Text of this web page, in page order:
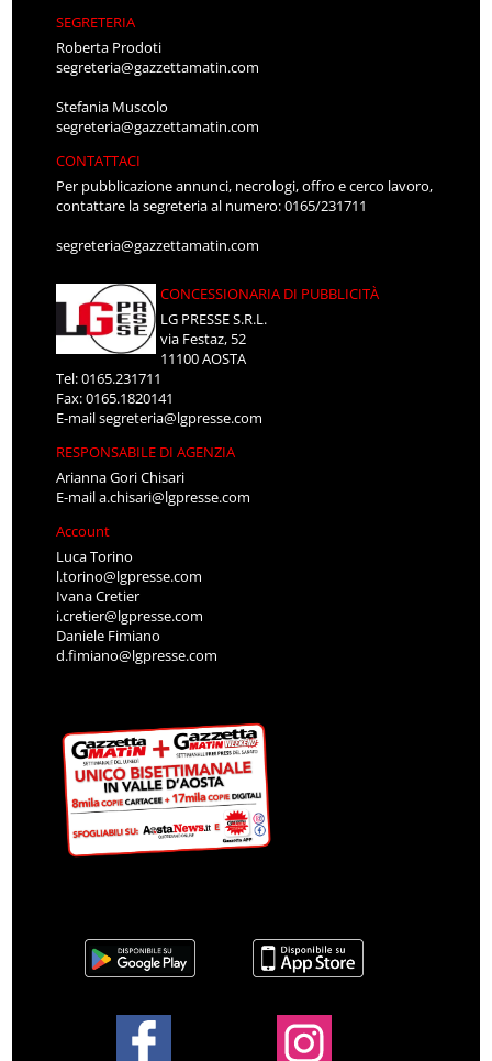
SEGRETERIA
Roberta Prodoti
segreteria@gazzettamatin.com
Stefania Muscolo
segreteria@gazzettamatin.com
CONTATTACI
Per pubblicazione annunci, necrologi, offro e cerco lavoro,
contattare la segreteria al numero: 0165/231711
segreteria@gazzettamatin.com
CONCESSIONARIA DI PUBBLICITÀ
LG PRESSE S.R.L.
via Festaz, 52
11100 AOSTA
Tel: 0165.231711
Fax: 0165.1820141
E-mailsegreteria@lgpresse.com
RESPONSABILE DI AGENZIA
Arianna Gori Chisari
E-maila.chisari@lgpresse.com
Account
Luca Torino
l.torino@lgpresse.com
Ivana Cretier
i.cretier@lgpresse.com
Daniele Fimiano
d.fimiano@lgpresse.com